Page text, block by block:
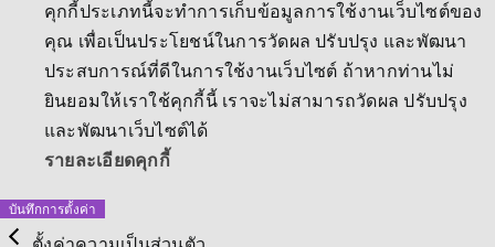
คุกกี้ประเภทนี้จะทำการเก็บข้อมูลการใช้งานเว็บไซต์ของ
คุณ เพื่อเป็นประโยชน์ในการวัดผล ปรับปรุง และพัฒนา
ประสบการณ์ที่ดีในการใช้งานเว็บไซต์ ถ้าหากท่านไม่
ยินยอมให้เราใช้คุกกี้นี้ เราจะไม่สามารถวัดผล ปรับปรุง
และพัฒนาเว็บไซต์ได้
รายละเอียดคุกกี้
บันทึกการตั้งค่า